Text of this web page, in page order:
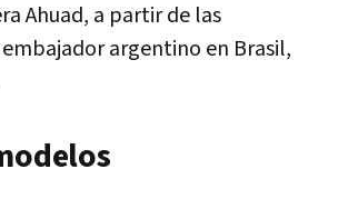
Ahuad, a partir de las
argentino en Brasil,